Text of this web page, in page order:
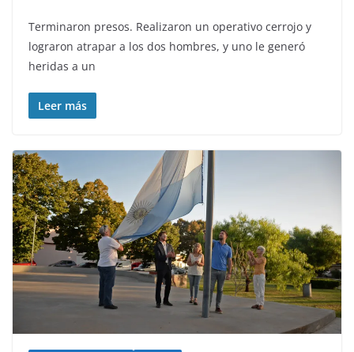
Terminaron presos. Realizaron un operativo cerrojo y
lograron atrapar a los dos hombres, y uno le generó
heridas a un
Leer más